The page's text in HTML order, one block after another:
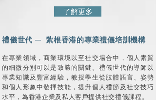
了解更多
禮儀世代 — 紮根香港的專業禮儀培訓機構
在專業領域，商業環境以至社交場合中，個人素質
的細微分別可以是致勝的關鍵。禮儀世代的導師以
專業知識及豐富經驗，教授學生從肢體語言、姿勢
和個人形象中發揮技能，提升個人禮節及社交技巧
水平，為香港企業及私人客戶提供社交禮儀課程。